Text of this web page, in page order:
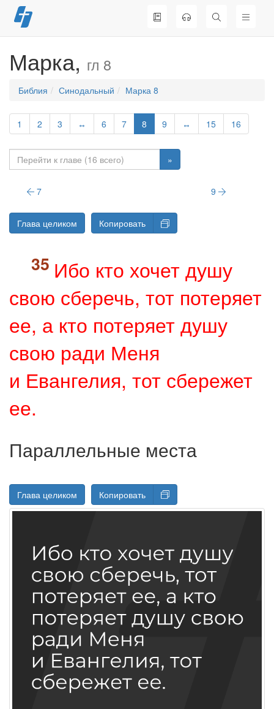
Перейти
к
Марка, гл 8
Библия Синодальный Марка 8
1 2 3 ↔ 6 7 8 9 ↔ 15 16
»
7 9
Глава целиком Копировать
Ибо кто хочет душу
свою сберечь, тот потеряет
ее, а кто потеряет душу
свою ради Меня
и Евангелия, тот сбережет
ее.
Параллельные места
Глава целиком Копировать